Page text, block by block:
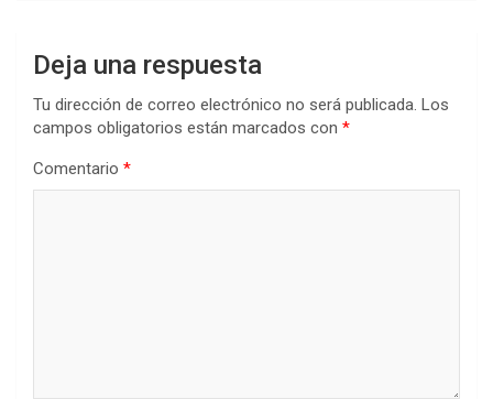
Deja una respuesta
Tu dirección de correo electrónico no será publicada. Los
campos obligatorios están marcados con *
Comentario *